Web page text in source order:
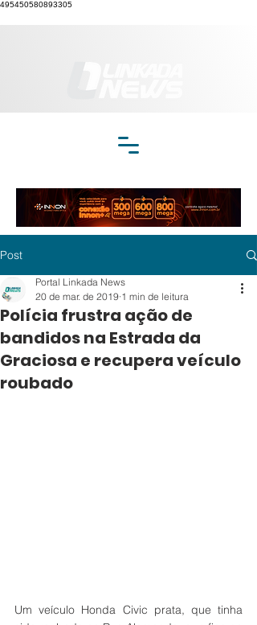
495450580893305
Post
Polícia frustra ação de
bandidos na Estrada da
Graciosa e recupera veículo
roubado
Portal Linkada News
20 de mar. de 2019 1 min de leitura
Um veículo Honda Civic prata, que tinha